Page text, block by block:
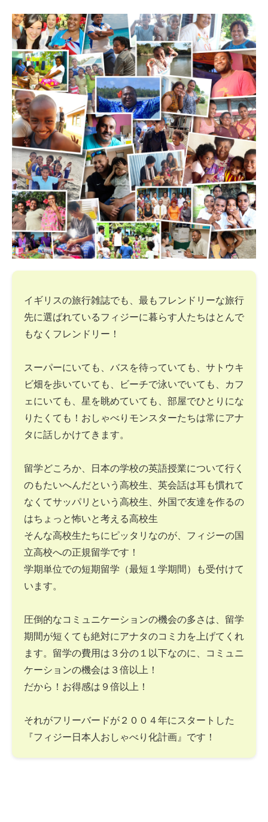
イギリスの旅行雑誌でも、最もフレンドリーな旅行
先に選ばれているフィジーに暮らす人たちはとんで
もなくフレンドリー！
スーパーにいても、バスを待っていても、サトウキ
ビ畑を歩いていても、ビーチで泳いでいても、カフ
ェにいても、星を眺めていても、部屋でひとりにな
りたくても！おしゃべりモンスターたちは常にアナ
タに話しかけてきます。
留学どころか、日本の学校の英語授業について行く
のもたいへんだという高校生、英会話は耳も慣れて
なくてサッパリという高校生、外国で友達を作るの
はちょっと怖いと考える高校生
そんな高校生たちにピッタリなのが、フィジーの国
立高校への正規留学です！
学期単位での短期留学（最短１学期間）も受付けて
います。
圧倒的なコミュニケーションの機会の多さは、留学
期間が短くても絶対にアナタのコミ力を上げてくれ
ます。留学の費用は３分の１以下なのに、コミュニ
ケーションの機会は３倍以上！
だから！お得感は９倍以上！
それがフリーバードが２００４年にスタートした
『フィジー日本人おしゃべり化計画』です！